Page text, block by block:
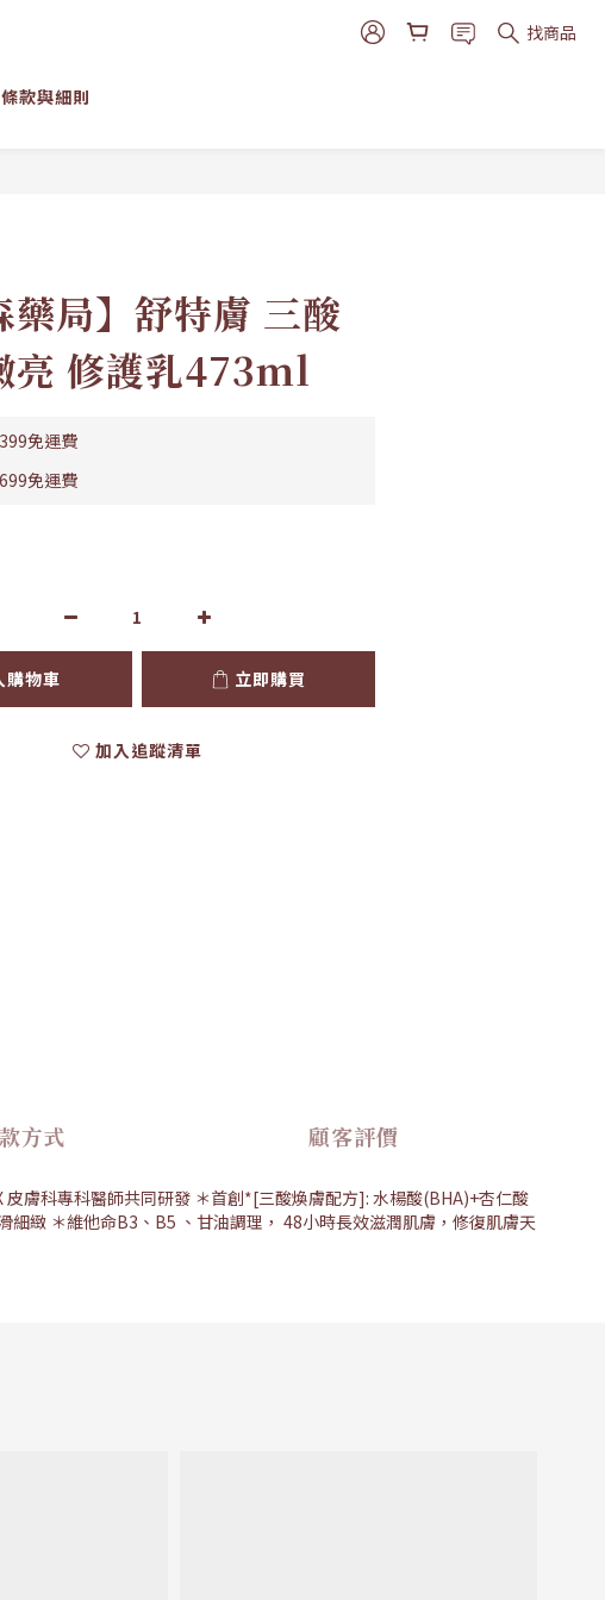
找商品
條款與細則
藥局】舒特膚 三酸
亮 修護乳473ml
免運費
免運費
購物車 立即購買
加入追蹤清單
方式 顧客評價
膚科專科醫師共同研發 ＊首創*[三酸煥膚配方]: 水楊酸(BHA)+杏仁酸
緻 ＊維他命B3、B5 、甘油調理， 48小時長效滋潤肌膚，修復肌膚天